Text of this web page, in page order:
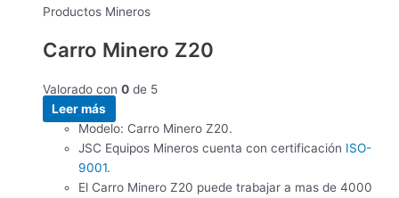
Productos Mineros
Carro Minero Z20
Valorado con 0 de 5
Leer más
Modelo: Carro Minero Z20.
JSC Equipos Mineros cuenta con certificación ISO-
9001.
El Carro Minero Z20 puede trabajar a mas de 4000